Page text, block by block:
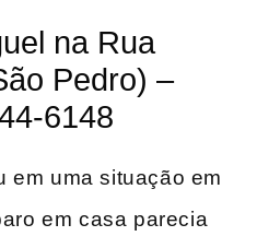
na Rua
Pedro) –
6148
em uma situação ​em
em casa parecia